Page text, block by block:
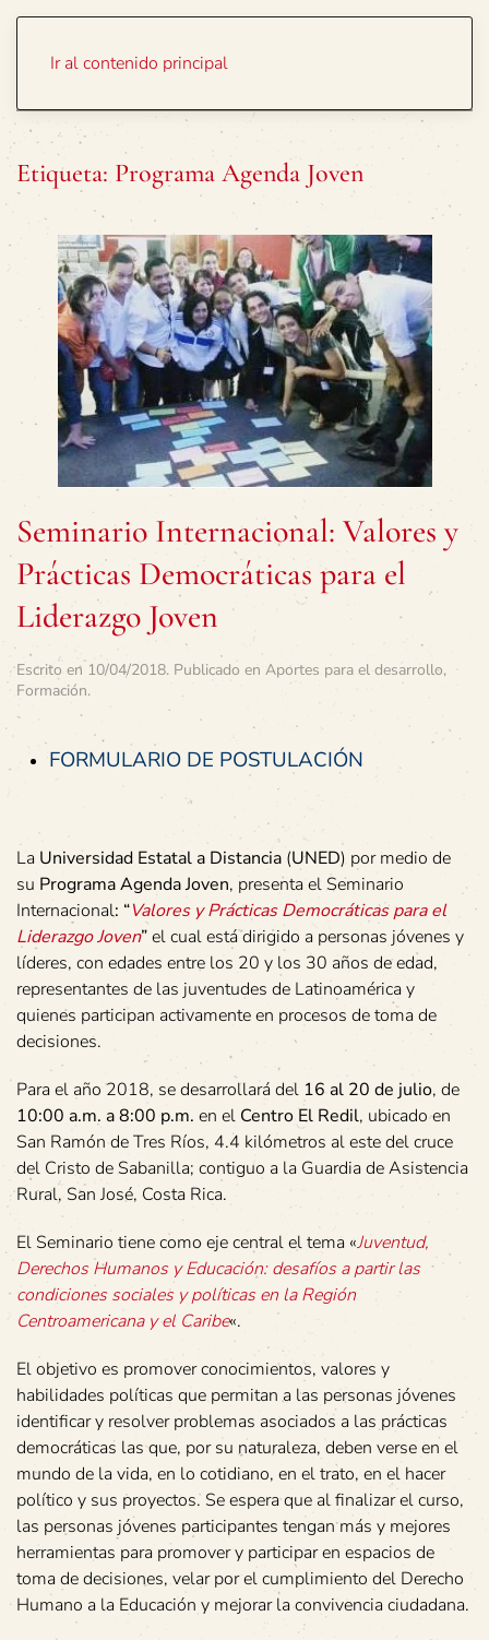
Ir al contenido principal
Etiqueta: Programa Agenda Joven
Seminario Internacional: Valores y
Prácticas Democráticas para el
Liderazgo Joven
Escrito en 10/04/2018. Publicado en Aportes para el desarrollo,
Formación.
FORMULARIO DE POSTULACIÓN
La Universidad Estatal a Distancia (UNED) por medio de
su Programa Agenda Joven, presenta el Seminario
Internacional: “Valores y Prácticas Democráticas para el
Liderazgo Joven”el cual está dirigido a personas jóvenes y
líderes, con edades entre los 20 y los 30 años de edad,
representantes de las juventudes de Latinoamérica y
quienes participan activamente en procesos de toma de
decisiones.
Para el año 2018, se desarrollará del 16 al 20 de julio, de
10:00 a.m. a 8:00 p.m. en el Centro El Redil, ubicado en
San Ramón de Tres Ríos, 4.4 kilómetros al este del cruce
del Cristo de Sabanilla; contiguo a la Guardia de Asistencia
Rural, San José, Costa Rica.
El Seminario tiene como eje central el tema «Juventud,
Derechos Humanos y Educación: desafíos a partir las
condiciones sociales y políticas en la Región
Centroamericana y el Caribe«.
El objetivo es promover conocimientos, valores y
habilidades políticas que permitan a las personas jóvenes
identificar y resolver problemas asociados a las prácticas
democráticas las que, por su naturaleza, deben verse en el
mundo de la vida, en lo cotidiano, en el trato, en el hacer
político y sus proyectos. Se espera que al finalizar el curso,
las personas jóvenes participantes tengan más y mejores
herramientas para promover y participar en espacios de
toma de decisiones, velar por el cumplimiento del Derecho
Humano a la Educación y mejorar la convivencia ciudadana.